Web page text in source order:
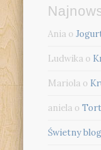
Ania o
Ludwika o
Mariola o
aniela o
Świetny blog